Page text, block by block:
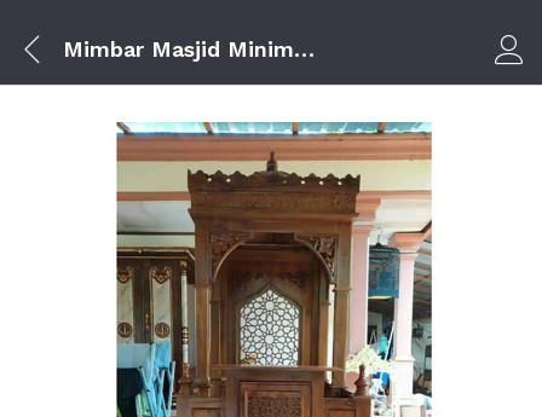
Mimbar Masjid Minimalis Atap Kubah